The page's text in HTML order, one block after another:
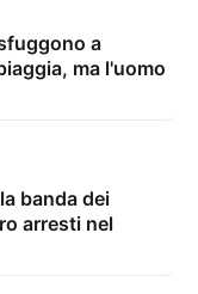
a
ma l'uomo
banda dei
arresti nel